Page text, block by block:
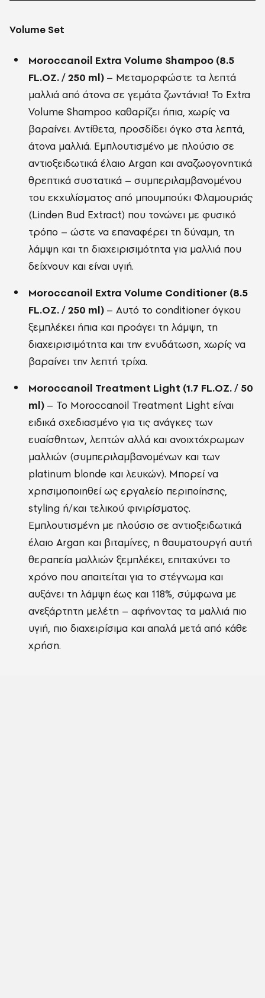
Volume Set
Moroccanoil Extra Volume Shampoo (8.5
FL.OZ. / 250 ml) – Μεταμορφώστε τα λεπτά
μαλλιά από άτονα σε γεμάτα ζωντάνια! Το Extra
Volume Shampoo καθαρίζει ήπια, χωρίς να
βαραίνει. Αντίθετα, προσδίδει όγκο στα λεπτά,
άτονα μαλλιά. Εμπλουτισμένο με πλούσιο σε
αντιοξειδωτικά έλαιο Argan και αναζωογονητικά
θρεπτικά συστατικά – συμπεριλαμβανομένου
του εκχυλίσματος από μπουμπούκι Φλαμουριάς
(Linden Bud Extract) που τονώνει με φυσικό
τρόπο – ώστε να επαναφέρει τη δύναμη, τη
λάμψη και τη διαχειρισιμότητα για μαλλιά που
δείχνουν και είναι υγιή.
Moroccanoil Extra Volume Conditioner (8.5
FL.OZ. / 250 ml) – Αυτό το conditioner όγκου
ξεμπλέκει ήπια και προάγει τη λάμψη, τη
διαχειρισιμότητα και την ενυδάτωση, χωρίς να
βαραίνει την λεπτή τρίχα.
Moroccanoil Treatment Light (1.7 FL.OZ. / 50
ml) – Το Moroccanoil Treatment Light είναι
ειδικά σχεδιασμένο για τις ανάγκες των
ευαίσθητων, λεπτών αλλά και ανοιχτόχρωμων
μαλλιών (συμπεριλαμβανομένων και των
platinum blonde και λευκών). Μπορεί να
χρησιμοποιηθεί ως εργαλείο περιποίησης,
styling ή/και τελικού φινιρίσματος.
Εμπλουτισμένη με πλούσιο σε αντιοξειδωτικά
έλαιο Argan και βιταμίνες, η θαυματουργή αυτή
θεραπεία μαλλιών ξεμπλέκει, επιταχύνει το
χρόνο που απαιτείται για το στέγνωμα και
αυξάνει τη λάμψη έως και 118%, σύμφωνα με
ανεξάρτητη μελέτη – αφήνοντας τα μαλλιά πιο
υγιή, πιο διαχειρίσιμα και απαλά μετά από κάθε
χρήση.